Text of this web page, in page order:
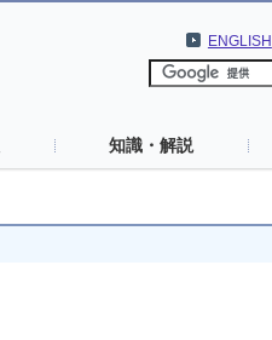
ENGLISH
知識・解説